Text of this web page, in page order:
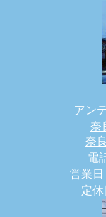
アン
奈
奈
電
営業
定